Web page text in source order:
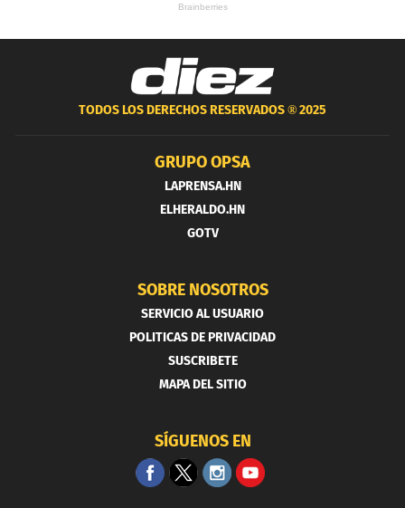
TODOS LOS DERECHOS RESERVADOS ®2025
GRUPO OPSA
LAPRENSA.HN
ELHERALDO.HN
GOTV
SOBRE NOSOTROS
SERVICIO AL USUARIO
POLITICAS DE PRIVACIDAD
SUSCRIBETE
MAPA DEL SITIO
SÍGUENOS EN